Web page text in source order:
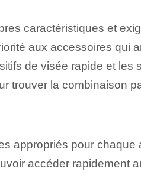
caractéristiques et
aux accessoires qui
de visée rapide et les
trouver la combinaison
appropriés pour chaque
accéder rapidement